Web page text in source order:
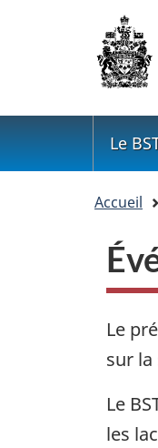
de
la
Le
Accueil
Le
sur
Le
les